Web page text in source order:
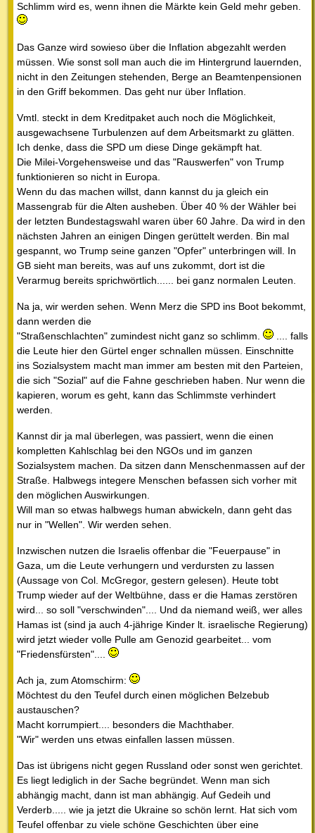
Schlimm wird es, wenn ihnen die Märkte kein Geld mehr geben.
Das Ganze wird sowieso über die Inflation abgezahlt werden
müssen. Wie sonst soll man auch die im Hintergrund lauernden,
nicht in den Zeitungen stehenden, Berge an Beamtenpensionen
in den Griff bekommen. Das geht nur über Inflation.
Vmtl. steckt in dem Kreditpaket auch noch die Möglichkeit,
ausgewachsene Turbulenzen auf dem Arbeitsmarkt zu glätten.
Ich denke, dass die SPD um diese Dinge gekämpft hat.
Die Milei-Vorgehensweise und das "Rauswerfen" von Trump
funktionieren so nicht in Europa.
Wenn du das machen willst, dann kannst du ja gleich ein
Massengrab für die Alten ausheben. Über 40 % der Wähler bei
der letzten Bundestagswahl waren über 60 Jahre. Da wird in den
nächsten Jahren an einigen Dingen gerüttelt werden. Bin mal
gespannt, wo Trump seine ganzen "Opfer" unterbringen will. In
GB sieht man bereits, was auf uns zukommt, dort ist die
Verarmug bereits sprichwörtlich...... bei ganz normalen Leuten.
Na ja, wir werden sehen. Wenn Merz die SPD ins Boot bekommt,
dann werden die
"Straßenschlachten" zumindest nicht ganz so schlimm.
.... falls
die Leute hier den Gürtel enger schnallen müssen. Einschnitte
ins Sozialsystem macht man immer am besten mit den Parteien,
die sich "Sozial" auf die Fahne geschrieben haben. Nur wenn die
kapieren, worum es geht, kann das Schlimmste verhindert
werden.
Kannst dir ja mal überlegen, was passiert, wenn die einen
kompletten Kahlschlag bei den NGOs und im ganzen
Sozialsystem machen. Da sitzen dann Menschenmassen auf der
Straße. Halbwegs integere Menschen befassen sich vorher mit
den möglichen Auswirkungen.
Will man so etwas halbwegs human abwickeln, dann geht das
nur in "Wellen". Wir werden sehen.
Inzwischen nutzen die Israelis offenbar die "Feuerpause" in
Gaza, um die Leute verhungern und verdursten zu lassen
(Aussage von Col. McGregor, gestern gelesen). Heute tobt
Trump wieder auf der Weltbühne, dass er die Hamas zerstören
wird... so soll "verschwinden".... Und da niemand weiß, wer alles
Hamas ist (sind ja auch 4-jährige Kinder lt. israelische Regierung)
wird jetzt wieder volle Pulle am Genozid gearbeitet... vom
"Friedensfürsten"....
Ach ja, zum Atomschirm:
Möchtest du den Teufel durch einen möglichen Belzebub
austauschen?
Macht korrumpiert.... besonders die Machthaber.
"Wir" werden uns etwas einfallen lassen müssen.
Das ist übrigens nicht gegen Russland oder sonst wen gerichtet.
Es liegt lediglich in der Sache begründet. Wenn man sich
abhängig macht, dann ist man abhängig. Auf Gedeih und
Verderb..... wie ja jetzt die Ukraine so schön lernt. Hat sich vom
Teufel offenbar zu viele schöne Geschichten über eine